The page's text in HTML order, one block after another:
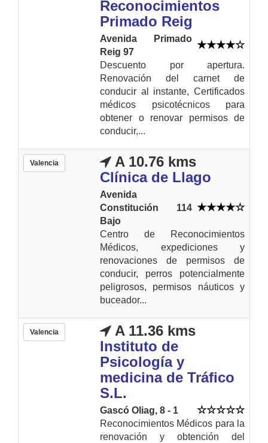
Reconocimientos
Primado Reig
Avenida Primado
Reig 97
Descuento por apertura.
Renovación del carnet de
conducir al instante, Certificados
médicos psicotécnicos para
obtener o renovar permisos de
conducir,...
Valencia
A 10.76 kms
Clínica de Llago
Avenida
Constitución 114
Bajo
Centro de Reconocimientos
Médicos, expediciones y
renovaciones de permisos de
conducir, perros potencialmente
peligrosos, permisos náuticos y
buceador...
Valencia
A 11.36 kms
Instituto de
Psicología y
medicina de Tráfico
S.L.
Gascó Oliag, 8 - 1
Reconocimientos Médicos para la
renovación y obtención del